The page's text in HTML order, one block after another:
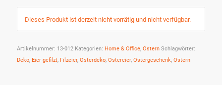
Dieses Produkt ist derzeit nicht vorrätig und nicht verfügbar.
Artikelnummer: 13-012 Kategorien: Home & Office, Ostern Schlagwörter:
Deko, Eier gefilzt, Filzeier, Osterdeko, Ostereier, Ostergeschenk, Ostern